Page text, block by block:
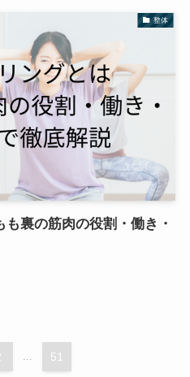
整体
裏の筋肉の役割・働き・
... 51